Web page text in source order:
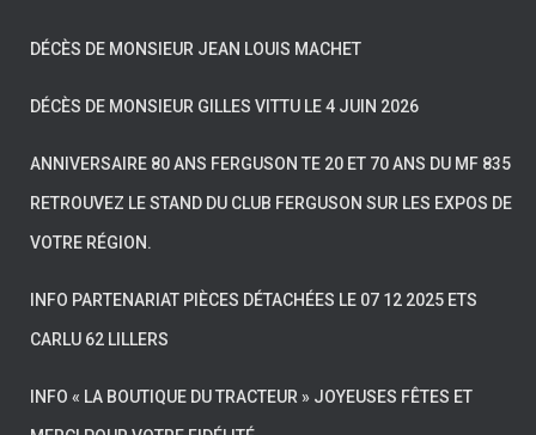
DÉCÈS DE MONSIEUR JEAN LOUIS MACHET
DÉCÈS DE MONSIEUR GILLES VITTU LE 4 JUIN 2026
ANNIVERSAIRE 80 ANS FERGUSON TE 20 ET 70 ANS DU MF 835
RETROUVEZ LE STAND DU CLUB FERGUSON SUR LES EXPOS DE
VOTRE RÉGION.
INFO PARTENARIAT PIÈCES DÉTACHÉES LE 07 12 2025 ETS
CARLU 62 LILLERS
INFO « LA BOUTIQUE DU TRACTEUR » JOYEUSES FÊTES ET